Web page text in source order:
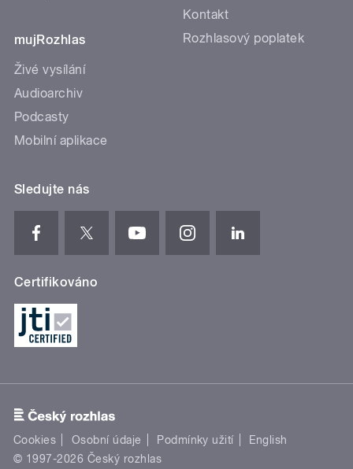
mujRozhlas
Živé vysílání
Audioarchiv
Podcasty
Mobilní aplikace
Kontakt
Rozhlasový poplatek
Sledujte nás
Certifikováno
Cookies Osobní údaje Podmínky užití
English
© 1997-2026 Český rozhlas